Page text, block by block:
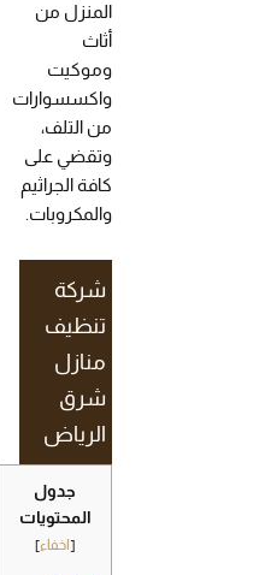
المنزل من
أثاث
وموكيت
واكسسوارات
من التلف،
وتقضي على
كافة الجراثيم
والمكروبات.
شركة
تنظيف
منازل
شرق
الرياض
جدول
المحتويات
[اخفاء]